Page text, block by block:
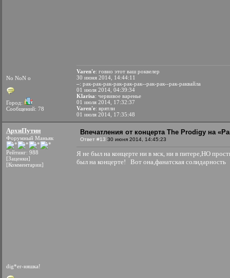
No NoN o
Город:
Сообщений: 78
Varen'e: говно этот ваш роквелер
30 июня 2014, 14:44:11
–: рак-рак-рак-рак-рак-рак--рак-рак--рак-раквайла
01 июля 2014, 04:39:34
Klarisa: червивое варенье
01 июля 2014, 17:32:37
Varen'e: врятли
01 июля 2014, 17:35:48
АрхиПутин
Форумный Маньяк
Рейтинг: 988
[Заценки]
[Комментарии]
dig*er-няшка!
Впечатления от концерта The Prodigy на
Ответ #13 30 июня 2014, 14:45:23
Я не был на концерте ни в мск, ни в питере,НО
был на концерте!
Вот она,фанатская солидарность